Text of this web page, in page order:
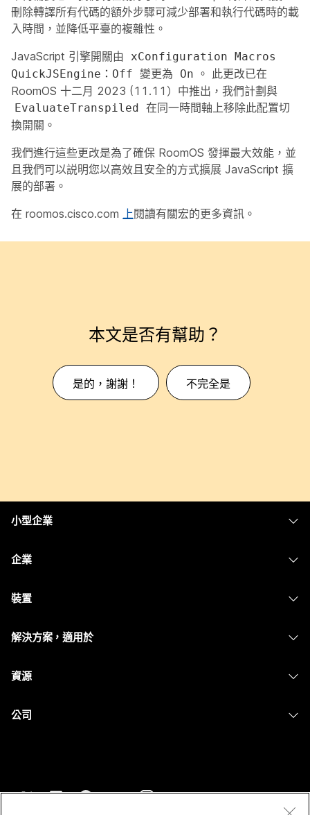
刪除轉譯所有代碼的額外步驟可減少部署和執行代碼時的載
入時間，並降低平臺的複雜性。
JavaScript 引擎開關由
xConfiguration Macros
QuickJSEngine：Off
變更為 On 。 此更改已在
RoomOS 十二月 2023 (11.11）中推出，我們計劃與
EvaluateTranspiled 在同一時間軸上移除此配置切
換開關。
我們進行這些更改是為了確保 RoomOS 發揮最大效能，並
且我們可以説明您以高效且安全的方式擴展 JavaScript 擴
展的部署。
在 roomos.cisco.com 上閱讀有關宏的更多資訊。
本文是否有幫助？
是的，謝謝！ 不完全是
小型企業
企業
裝置
解決方案，適用於
資源
公司
聯絡銷售人員